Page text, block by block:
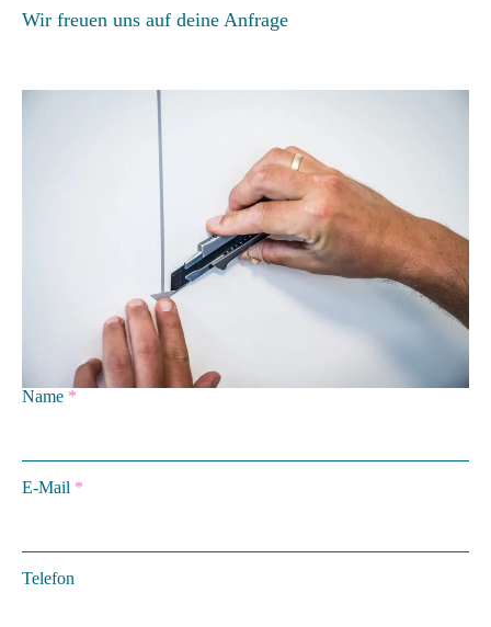
Wir freuen uns auf deine Anfrage
Name *
E-Mail *
Telefon